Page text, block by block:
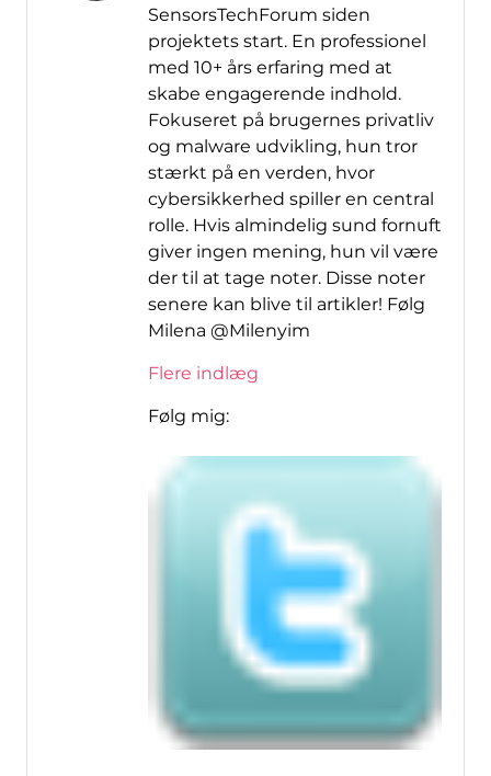
SensorsTechForum siden
projektets start. En professionel
med 10+ års erfaring med at
skabe engagerende indhold.
Fokuseret på brugernes privatliv
og malware udvikling, hun tror
stærkt på en verden, hvor
cybersikkerhed spiller en central
rolle. Hvis almindelig sund fornuft
giver ingen mening, hun vil være
der til at tage noter. Disse noter
senere kan blive til artikler! Følg
Milena @Milenyim
Flere indlæg
Følg mig: